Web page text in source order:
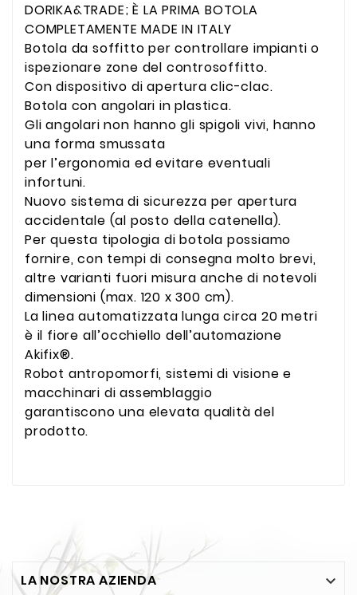
DORIKA&TRADE; È LA PRIMA BOTOLA
COMPLETAMENTE MADE IN ITALY
Botola da soffitto per controllare impianti o
ispezionare zone del controsoffitto.
Con dispositivo di apertura clic-clac.
Botola con angolari in plastica.
Gli angolari non hanno gli spigoli vivi, hanno
una forma smussata
per l’ergonomia ed evitare eventuali
infortuni.
Nuovo sistema di sicurezza per apertura
accidentale (al posto della catenella).
Per questa tipologia di botola possiamo
fornire, con tempi di consegna molto brevi,
altre varianti fuori misura anche di notevoli
dimensioni (max. 120 x 300 cm).
La linea automatizzata lunga circa 20 metri
è il fiore all’occhiello dell’automazione
Akifix®.
Robot antropomorfi, sistemi di visione e
macchinari di assemblaggio
garantiscono una elevata qualità del
prodotto.
LA NOSTRA AZIENDA 